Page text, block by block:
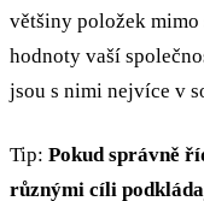
většiny položek mimo
hodnoty vaší
jsou s nimi nejvíce v
Tip: Pokud správně
různými cíli